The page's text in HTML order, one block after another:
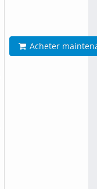
Acheter